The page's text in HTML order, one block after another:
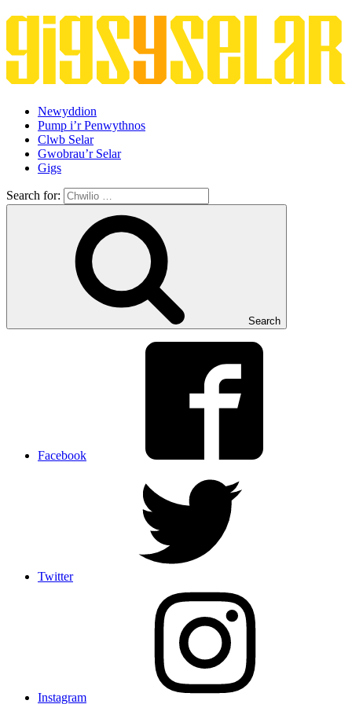
Newyddion
Pump i’r Penwythnos
Clwb Selar
Gwobrau’r Selar
Gigs
Search for:
Search
Facebook
Twitter
Instagram